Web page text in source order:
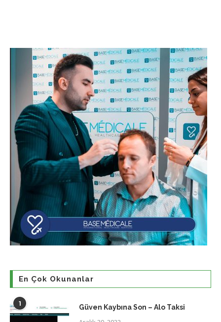
En Çok Okunanlar
1 Güven Kaybına Son – Alo Taksi